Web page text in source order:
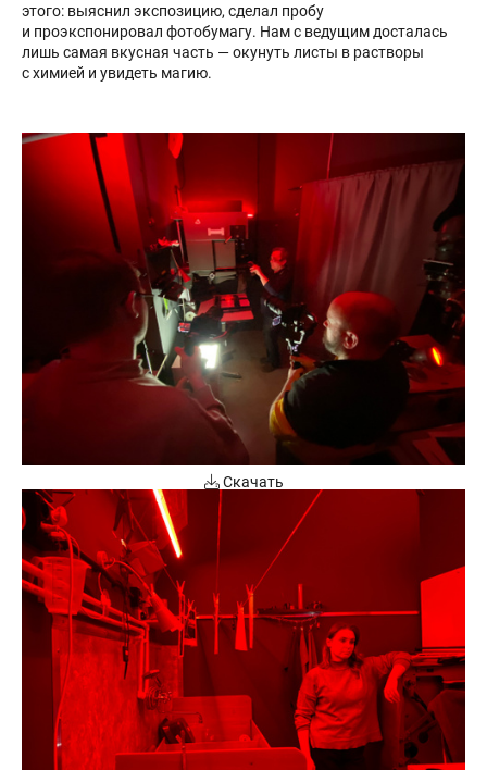
этого: выяснил экспозицию, сделал пробу
и проэкспонировал фотобумагу. Нам с ведущим досталась
лишь самая вкусная часть — окунуть листы в растворы
с химией и увидеть магию.
Скачать